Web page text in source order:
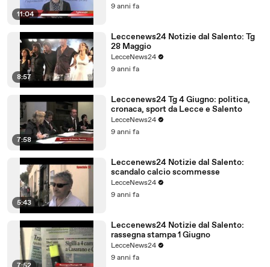
11:04
9 anni fa
8:57
Leccenews24 Notizie dal Salento: Tg
28 Maggio
LecceNews24
9 anni fa
7:58
Leccenews24 Tg 4 Giugno: politica,
cronaca, sport da Lecce e Salento
LecceNews24
9 anni fa
5:43
Leccenews24 Notizie dal Salento:
scandalo calcio scommesse
LecceNews24
9 anni fa
Leccenews24 Notizie dal Salento:
rassegna stampa 1 Giugno
LecceNews24
9 anni fa